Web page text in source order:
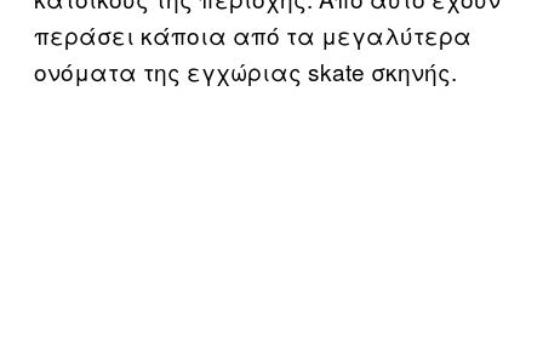
περάσει κάποια από τα μεγαλύτερα
ονόματα της εγχώριας skate σκηνής.